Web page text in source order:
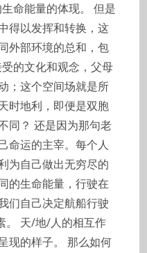
命能量的体现。 但是
得以发挥和转换，这
外部环境的总和，包
的文化和观念，父母
；这个空间场就是所
时地利，即便是双胞
同？ 还是因为那句老
命运的主宰。每个人
为自己做出无穷尽的
的生命能量，行驶在
们自己决定航船行驶
。 天/地/人的相互作
现的样子。 那么如何